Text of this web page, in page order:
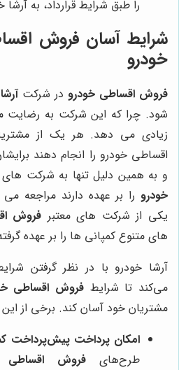
را طبق شرایط قرارداد، به
شرایط آسان فروش
خودرو
فروش اقساطی خودرو در شرکت
شود. چرا که این شرکت به رضایت
زیادی می‌ دهد. هر یک از
اقساطی خودرو را انجام دهند
و به همین دلیل تنها به شرکت
خودرورا بر عهده دارند مراجعه
یکی از شرکت های معتبر فروش
های متنوع کمپانی ها را بر عهده
آرشا خودرو با در نظر گرفتن
می‌کند تا شرایطفروش اقساطی
مشتریان خود آسان کند. برخی از این
امکان پرداخت پیش‌پرداخت
طرح‌های فروش اقساطی